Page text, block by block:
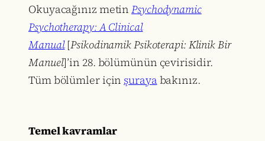
Okuyacağınız metinPsychodynamic
Psychotherapy: A Clinical
Manual[Psikodinamik Psikoterapi: Klinik Bir
Manuel]’in 28. bölümünün çevirisidir.
Tüm bölümler için şurayabakınız.
Temel kavramlar